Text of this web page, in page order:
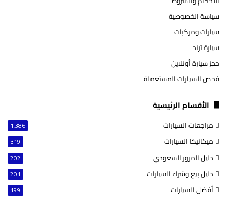
سياسة الخصوصية
سيارات ومركبات
سيارة ترند
حجز سيارة أونلاين
فحص السيارات المستعملة
الأقسام الرئيسية
مراجعات السيارات 1٬386
ميكانيكا السيارات 319
دليل المرور السعودي 202
دليل بيع وشراء السيارات 201
أفضل السيارات 199